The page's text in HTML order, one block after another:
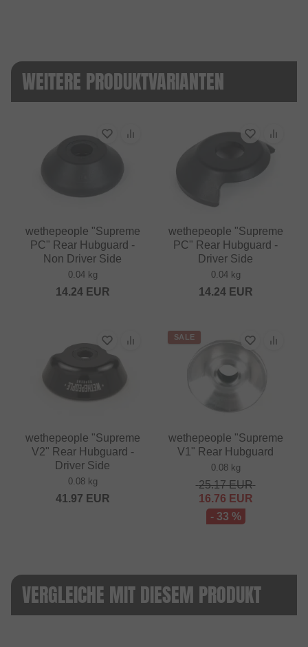
WEITERE PRODUKTVARIANTEN
wethepeople "Supreme
PC" Rear Hubguard -
Non Driver Side
0.04 kg
14.24EUR
wethepeople "Supreme
PC" Rear Hubguard -
Driver Side
0.04 kg
14.24EUR
wethepeople "Supreme
V2" Rear Hubguard -
Driver Side
0.08 kg
41.97 EUR
SALE
wethepeople "Supreme
V1" Rear Hubguard
0.08 kg
25.17EUR
16.76 EUR
- 33 %
VERGLEICHE MIT DIESEM PRODUKT